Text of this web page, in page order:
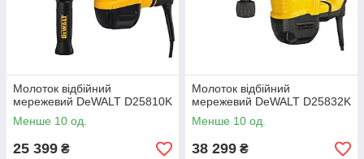
Молоток відбійний
мережевий DeWALT D25810K
Менше 10 од.
25 399 ₴
Молоток відбійний
мережевий DeWALT D25832K
Менше 10 од.
38 299 ₴